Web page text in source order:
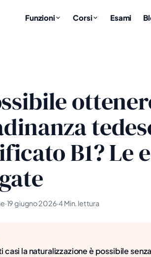
Funzioni Corsi Esami
B1? Le
·19 giugno 2026·4 Min. lettura
casi la naturalizzazione è possibile